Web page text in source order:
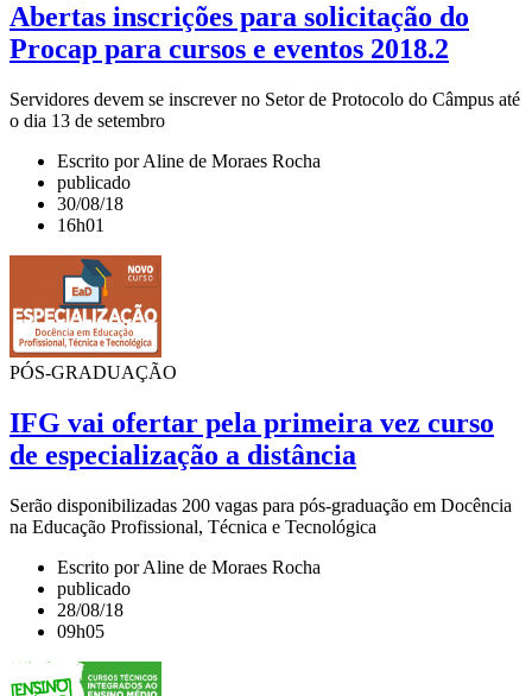
Abertas inscrições para solicitação do
Procap para cursos e eventos 2018.2
Servidores devem se inscrever no Setor de Protocolo do Câmpus até
o dia 13 de setembro
Escrito por Aline de Moraes Rocha
publicado
30/08/18
16h01
PÓS-GRADUAÇÃO
IFG vai ofertar pela primeira vez curso
de especialização a distância
Serão disponibilizadas 200 vagas para pós-graduação em Docência
na Educação Profissional, Técnica e Tecnológica
Escrito por Aline de Moraes Rocha
publicado
28/08/18
09h05